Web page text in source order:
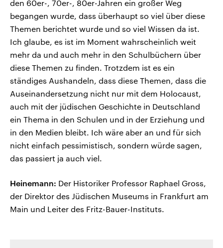
den 60er-, 70er-, 80er-Jahren ein großer Weg
begangen wurde, dass überhaupt so viel über diese
Themen berichtet wurde und so viel Wissen da ist.
Ich glaube, es ist im Moment wahrscheinlich weit
mehr da und auch mehr in den Schulbüchern über
diese Themen zu finden. Trotzdem ist es ein
ständiges Aushandeln, dass diese Themen, dass die
Auseinandersetzung nicht nur mit dem Holocaust,
auch mit der jüdischen Geschichte in Deutschland
ein Thema in den Schulen und in der Erziehung und
in den Medien bleibt. Ich wäre aber an und für sich
nicht einfach pessimistisch, sondern würde sagen,
das passiert ja auch viel.
Heinemann: Der Historiker Professor Raphael Gross,
der Direktor des Jüdischen Museums in Frankfurt am
Main und Leiter des Fritz-Bauer-Instituts.